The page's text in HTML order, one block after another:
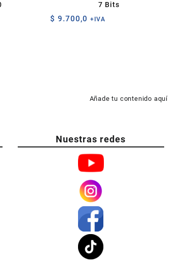
7 Bits
$ 9.700,0 +IVA
Añade tu contenido aquí
Nuestras redes